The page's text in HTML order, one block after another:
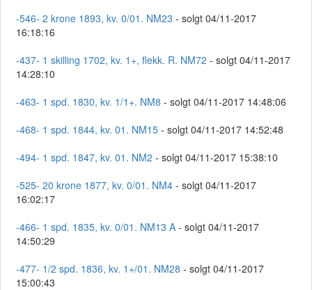
-546- 2 krone 1893, kv. 0/01. NM23 - solgt 04/11-2017
16:18:16
-437- 1 skilling 1702, kv. 1+, flekk. R. NM72 - solgt 04/11-2017
14:28:10
-463- 1 spd. 1830, kv. 1/1+. NM8 - solgt 04/11-2017 14:48:06
-468- 1 spd. 1844, kv. 01. NM15 - solgt 04/11-2017 14:52:48
-494- 1 spd. 1847, kv. 01. NM2 - solgt 04/11-2017 15:38:10
-525- 20 krone 1877, kv. 0/01. NM4 - solgt 04/11-2017
16:02:17
-466- 1 spd. 1835, kv. 0/01. NM13 A - solgt 04/11-2017
14:50:29
-477- 1/2 spd. 1836, kv. 1+/01. NM28 - solgt 04/11-2017
15:00:43